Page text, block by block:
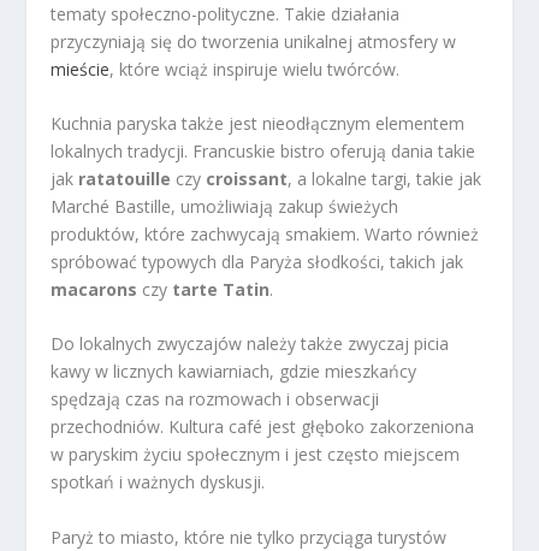
tematy społeczno-polityczne. Takie działania
przyczyniają się do tworzenia unikalnej atmosfery w
mieście, które wciąż inspiruje wielu twórców.
Kuchnia paryska także jest nieodłącznym elementem
lokalnych tradycji. Francuskie bistro oferują dania takie
jak ratatouille czy croissant, a lokalne targi, takie jak
Marché Bastille, umożliwiają zakup świeżych
produktów, które zachwycają smakiem. Warto również
spróbować typowych dla Paryża słodkości, takich jak
macarons czy tarte Tatin.
Do lokalnych zwyczajów należy także zwyczaj picia
kawy w licznych kawiarniach, gdzie mieszkańcy
spędzają czas na rozmowach i obserwacji
przechodniów. Kultura café jest głęboko zakorzeniona
w paryskim życiu społecznym i jest często miejscem
spotkań i ważnych dyskusji.
Paryż to miasto, które nie tylko przyciąga turystów